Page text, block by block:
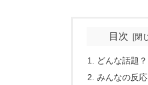
目次
どんな話題？
みんなの反応